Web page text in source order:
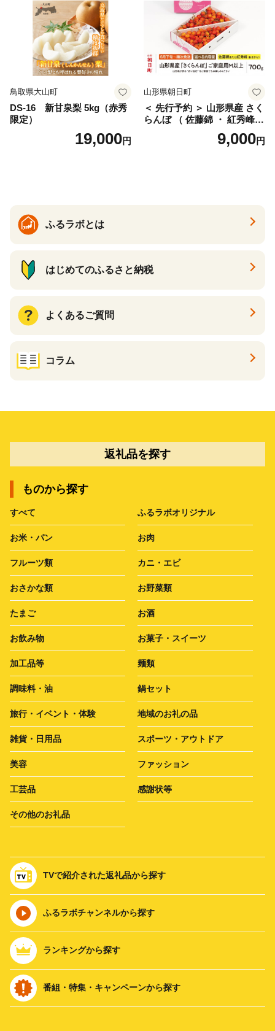
サイズミックス くらもとフ
ァーム 愛南町 愛媛県
鳥取県大山町
DS-16 新甘泉梨 5kg（赤秀
限定）
19,000円
山形県朝日町
＜ 先行予約 ＞ 山形県産 さく
らんぼ （ 佐藤錦 ・ 紅秀峰
） ご家庭用 M以上 700g 【20
26年6月下旬から7月上旬発
9,000円
ふるラボとは
はじめてのふるさと納税
よくあるご質問
コラム
返礼品を探す
ものから探す
すべて ふるラボオリジナル
お米・パン お肉
フルーツ類 カニ・エビ
おさかな類 お野菜類
たまご お酒
お飲み物 お菓子・スイーツ
加工品等 麺類
調味料・油 鍋セット
旅行・イベント・体験 地域のお礼の品
雑貨・日用品 スポーツ・アウトドア
美容 ファッション
工芸品 感謝状等
その他のお礼品
TVで紹介された返礼品から探す
ふるラボチャンネルから探す
ランキングから探す
番組・特集・キャンペーンから探す